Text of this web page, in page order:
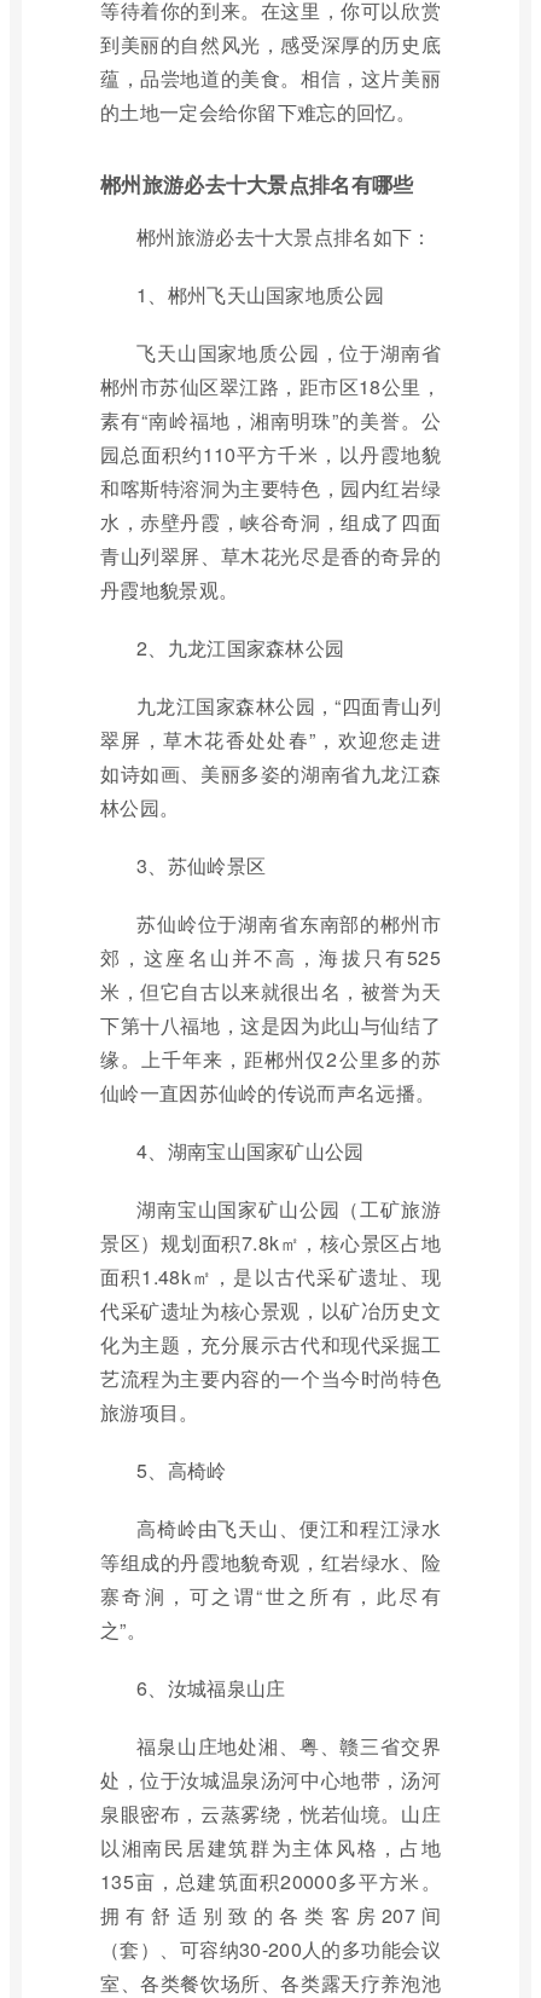
等待着你的到来。在这里，你可以欣赏
到美丽的自然风光，感受深厚的历史底
蕴，品尝地道的美食。相信，这片美丽
的土地一定会给你留下难忘的回忆。
郴州旅游必去十大景点排名有哪些
郴州旅游必去十大景点排名如下：
1、郴州飞天山国家地质公园
飞天山国家地质公园，位于湖南省
郴州市苏仙区翠江路，距市区18公里，
素有“南岭福地，湘南明珠”的美誉。公
园总面积约110平方千米，以丹霞地貌
和喀斯特溶洞为主要特色，园内红岩绿
水，赤壁丹霞，峡谷奇洞，组成了四面
青山列翠屏、草木花光尽是香的奇异的
丹霞地貌景观。
2、九龙江国家森林公园
九龙江国家森林公园，“四面青山列
翠屏，草木花香处处春”，欢迎您走进
如诗如画、美丽多姿的湖南省九龙江森
林公园。
3、苏仙岭景区
苏仙岭位于湖南省东南部的郴州市
郊，这座名山并不高，海拔只有525
米，但它自古以来就很出名，被誉为天
下第十八福地，这是因为此山与仙结了
缘。上千年来，距郴州仅2公里多的苏
仙岭一直因苏仙岭的传说而声名远播。
4、湖南宝山国家矿山公园
湖南宝山国家矿山公园（工矿旅游
景区）规划面积7.8k㎡，核心景区占地
面积1.48k㎡，是以古代采矿遗址、现
代采矿遗址为核心景观，以矿冶历史文
化为主题，充分展示古代和现代采掘工
艺流程为主要内容的一个当今时尚特色
旅游项目。
5、高椅岭
高椅岭由飞天山、便江和程江渌水
等组成的丹霞地貌奇观，红岩绿水、险
寨奇涧，可之谓“世之所有，此尽有
之”。
6、汝城福泉山庄
福泉山庄地处湘、粤、赣三省交界
处，位于汝城温泉汤河中心地带，汤河
泉眼密布，云蒸雾绕，恍若仙境。山庄
以湘南民居建筑群为主体风格，占地
135亩，总建筑面积20000多平方米。
拥有舒适别致的各类客房207间
（套）、可容纳30-200人的多功能会议
室、各类餐饮场所、各类露天疗养泡池